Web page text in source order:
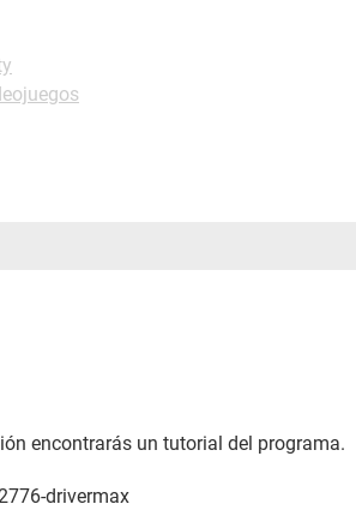
encontrarás un tutorial del programa.
drivermax